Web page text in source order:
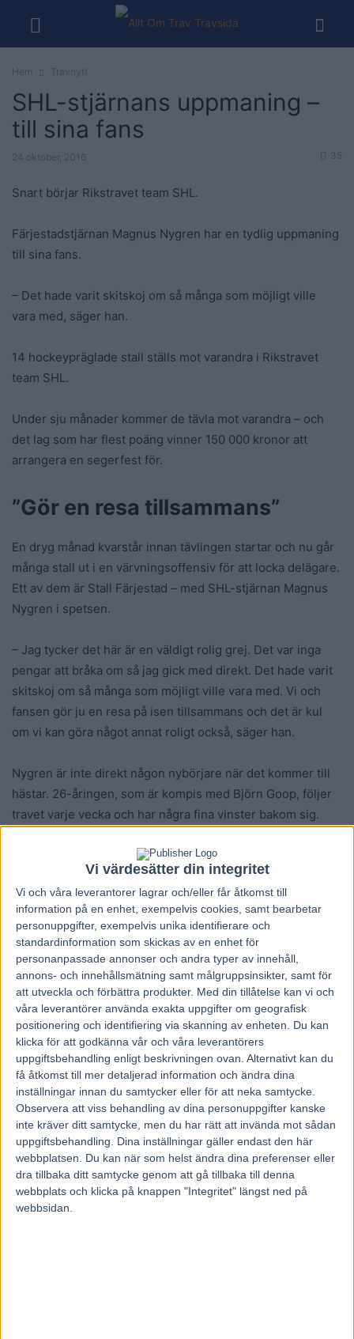
Vi värdesätter din integritet
Vi och våra leverantorer lagrar och/eller får åtkomst till
information på en enhet, exempelvis cookies, samt bearbetar
personuppgifter, exempelvis unika identifierare och
standardinformation som skickas av en enhet för
personanpassade annonser och andra typer av innehåll,
annons- och innehållsmätning samt målgruppsinsikter, samt för
att utveckla och förbättra produkter. Med din tillåtelse kan vi och
våra leverantörer använda exakta uppgifter om geografisk
positionering och identifiering via skanning av enheten. Du kan
klicka för att godkänna vår och våra leverantörers
uppgiftsbehandling enligt beskrivningen ovan. Alternativt kan du
få åtkomst till mer detaljerad information och ändra dina
inställningar innan du samtycker eller för att neka samtycke.
Observera att viss behandling av dina personuppgifter kanske
inte kräver ditt samtycke, men du har rätt att invända mot sådan
uppgiftsbehandling. Dina inställningar gäller endast den här
webbplatsen. Du kan när som helst ändra dina preferenser eller
dra tillbaka ditt samtycke genom att gå tillbaka till denna
webbplats och klicka på knappen "Integritet" längst ned på
webbsidan.
Hem Travnytt
SHL-stjärnans uppmaning –
till sina fans
24 oktober, 2016 35
Snart börjar Rikstravet team SHL.
Färjestadstjärnan Magnus Nygren har en tydlig uppmaning
till sina fans.
– Det hade varit skitskoj om så många som möjligt ville
vara med, säger han.
14 hockeypräglade stall ställs mot varandra i Rikstravet
team SHL.
Under sju månader kommer de tävla mot varandra – och
det lag som har flest poäng vinner 150 000 kronor att
arrangera en segerfest för.
”Gör en resa tillsammans”
En dryg månad kvarstår innan tävlingen startar och nu går
många stall ut i en värvningsoffensiv för att locka delägare.
Ett av dem är Stall Färjestad – med SHL-stjärnan Magnus
Nygren i spetsen.
– Jag tycker det här är en väldigt rolig grej. Det var inga
pengar att bråka om så jag gick med direkt. Det hade varit
skitskoj om så många som möjligt ville vara med. Vi och
fansen gör ju en resa på isen tillsammans och det är kul
om vi kan göra något annat roligt också, säger han.
Nygren är inte direkt någon nybörjare när det kommer till
hästar. 26-åringen, som är kompis med Björn Goop, följer
travet varje vecka och har några fina vinster bakom sig.
– Som mest har jag och de i laget vunnit 50 000 kronor.
Men mer än så har det inte blivit, vi väntar fortfarande på
den stora jackpotten, säger han.
Vem är mest kunnig inom trav i Färjestad?
– Jag skulle säga att det är Mikael Wikstrand. Han är
mycket mer kunnig och intresserad än vad jag är. Vi brukar
göra system på helgerna tillsammans.
Vad tror du om era chanser i Rikstravet?
– Jag tror att det kommer bli bra och hoppas att vi får så
många ägare som möjligt. Jag uppmanar verkligen alla som
stort som smått vill gå med i det här. Det kommer att bli
riktigt roligt.
Se nedan för fakta Rikstravet team SHL